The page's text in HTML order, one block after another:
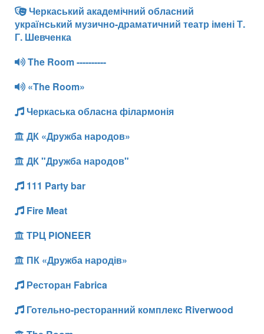
Черкаський академічний обласний
український музично-драматичний театр імені Т.
Г. Шевченка
The Room ----------
«The Room»
Черкаська обласна філармонія
ДК «Дружба народов»
ДК "Дружба народов"
111 Party bar
Fire Meat
ТРЦ PIONEER
ПК «Дружба народів»
Ресторан Fabrica
Готельно-ресторанний комплекс Riverwood